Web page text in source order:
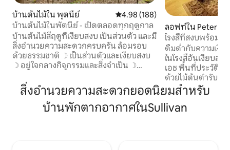
บ้านต้นไม้ใน พุตนีย์ คะแนนเฉลี่ย 4.98 จาก 5, 188 รีวิว
4.98 (188)
บ้านต้นไม้ในพัตนีย์ - เปิดตลอดทุกฤดูกาล
บ้านต้นไม้สี่ฤดูที่เงียบสงบ เป็นส่วนตัว และมี
สิ่งอำนวยความสะดวกครบครัน ล้อมรอบ
ด้วยธรรมชาติ ☽ เป็นส่วนตัวและเงียบสงบ
☽ อยู่ใจกลางกิจกรรมและสิ่งจำเป็น ☽
และห้องครัวที่มีอุปกรณ์ครบครัน ☽
ผลิตภัณฑ์สะอาดอย่างพิถีพิถัน ไม่มีกลิ่น ☽
ทำความสะอาดห้องน้ำหมักปุ๋ย ☽ ชาและ
กาแฟท้องถิ่น ☽ ฝักบัวน้ำร้อนกลางแจ้ง -
ลอฟท์ใน
โรงสีที่สงบพร้อมน้
บ้าน
ดื่มด่ำกับความเงี
ในโรงสีอันเงียบสง
เอช พื้นที่ประวัติศ
ด้วยไม้ต้นตำรับอิ
สูง 11 ฟุตมีสถานที่
ตารางฟุตที่กว้างข
ตัวหรือดื่มด่ำกับวิ
สิ่งอำนวยความสะดวกยอดนิยมสำหรับ
บ้านพักตากอากาศในSullivan